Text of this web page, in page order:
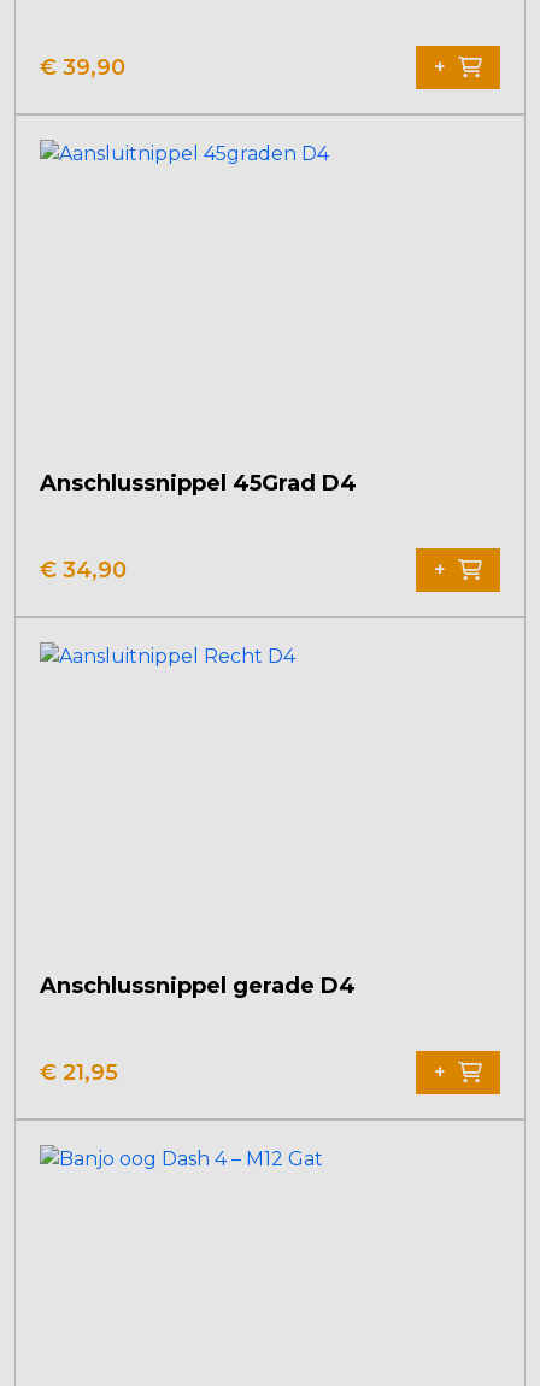
€ 39,90 +
Anschlussnippel 45Grad D4
€ 34,90 +
Anschlussnippel gerade D4
€ 21,95 +